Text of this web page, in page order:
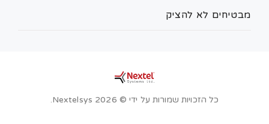
מבטיחים לא להציק
כל הזכויות שמורות על ידי © Nextelsys 2026.